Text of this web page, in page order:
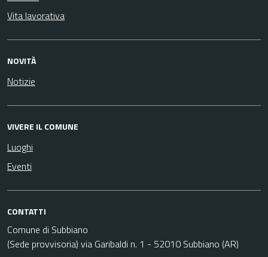
Vita lavorativa
NOVITÀ
Notizie
VIVERE IL COMUNE
Luoghi
Eventi
CONTATTI
Comune di Subbiano
(Sede provvisoria) via Garibaldi n. 1 - 52010 Subbiano (AR)